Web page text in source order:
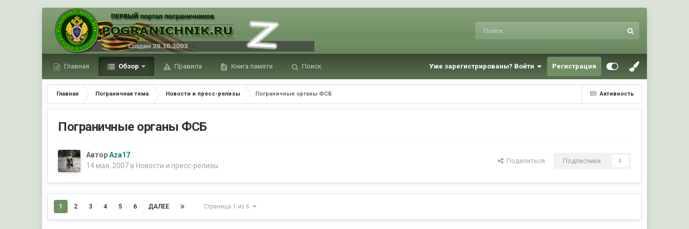
Главная Обзор Правила Книга памяти Поиск Уже зарегистрированы? Войти Регистрация
Активность
Главная Пограничная тема Новости и пресс-релизы Пограничные органы ФСБ
Пограничные органы ФСБ
АвторAza17
14 мая, 2007 в Новости и пресс-релизы
Поделиться Подписчики 0
1 2 3 4 5 6 ДАЛЕЕ Страница 1 из 6